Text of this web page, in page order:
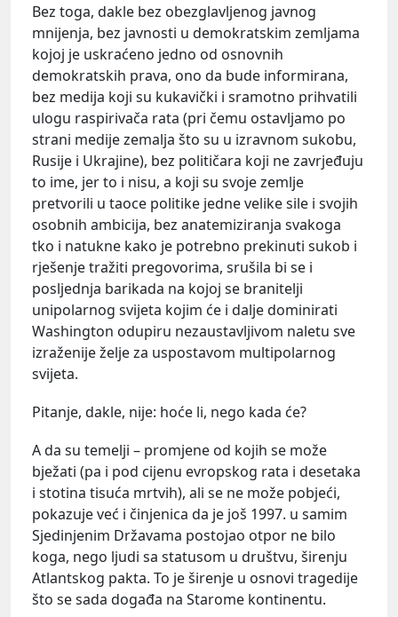
Bez toga, dakle bez obezglavljenog javnog
mnijenja, bez javnosti u demokratskim zemljama
kojoj je uskraćeno jedno od osnovnih
demokratskih prava, ono da bude informirana,
bez medija koji su kukavički i sramotno prihvatili
ulogu raspirivača rata (pri čemu ostavljamo po
strani medije zemalja što su u izravnom sukobu,
Rusije i Ukrajine), bez političara koji ne zavrjeđuju
to ime, jer to i nisu, a koji su svoje zemlje
pretvorili u taoce politike jedne velike sile i svojih
osobnih ambicija, bez anatemiziranja svakoga
tko i natukne kako je potrebno prekinuti sukob i
rješenje tražiti pregovorima, srušila bi se i
posljednja barikada na kojoj se branitelji
unipolarnog svijeta kojim će i dalje dominirati
Washington odupiru nezaustavljivom naletu sve
izraženije želje za uspostavom multipolarnog
svijeta.
Pitanje, dakle, nije: hoće li, nego kada će?
A da su temelji – promjene od kojih se može
bježati (pa i pod cijenu evropskog rata i desetaka
i stotina tisuća mrtvih), ali se ne može pobjeći,
pokazuje već i činjenica da je još 1997. u samim
Sjedinjenim Državama postojao otpor ne bilo
koga, nego ljudi sa statusom u društvu, širenju
Atlantskog pakta. To je širenje u osnovi tragedije
što se sada događa na Starome kontinentu.